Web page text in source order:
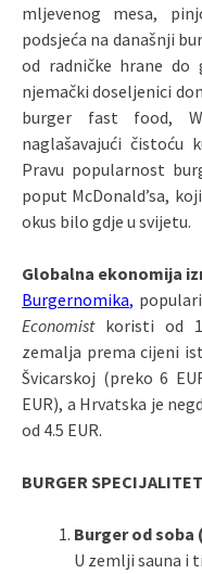
mljevenog mesa,
podsjeća na današnji
od radničke hrane do
njemački doseljenici
burger fast food,
naglašavajući
Pravu popularnost
poput McDonald’sa,
okus bilo gdje u svijetu.
Globalna ekonomija
Burgernomika,
Economistkoristi od
zemalja prema cijeni
Švicarskoj (preko 6
EUR), a Hrvatska je
od 4.5 EUR.
BURGER
Burger od soba
U zemlji sauna i